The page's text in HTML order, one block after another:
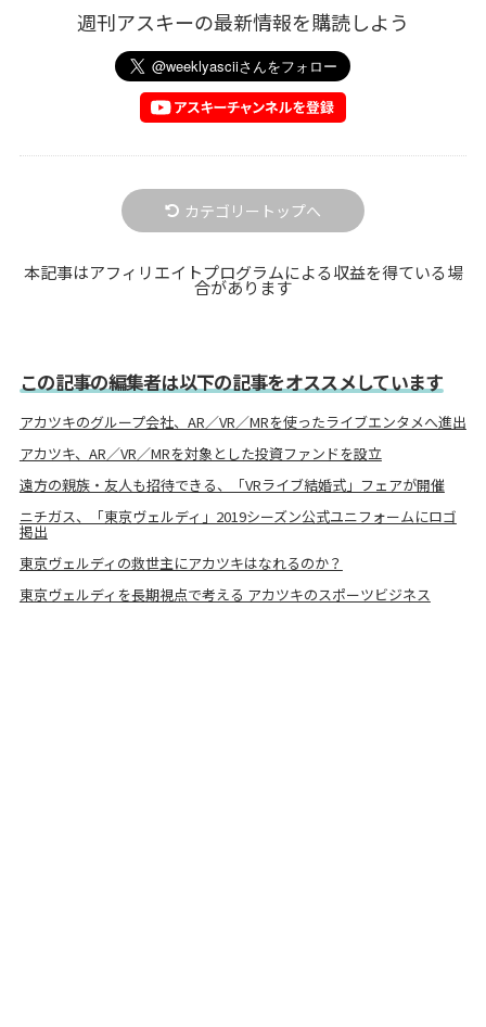
週刊アスキーの最新情報を購読しよう
カテゴリートップへ
本記事はアフィリエイトプログラムによる収益を得ている場
合があります
この記事の編集者は以下の記事をオススメしています
アカツキのグループ会社、AR／VR／MRを使ったライブエンタメへ進出
アカツキ、AR／VR／MRを対象とした投資ファンドを設立
遠方の親族・友人も招待できる、「VRライブ結婚式」フェアが開催
ニチガス、「東京ヴェルディ」2019シーズン公式ユニフォームにロゴ
掲出
東京ヴェルディの救世主にアカツキはなれるのか？
東京ヴェルディを長期視点で考える アカツキのスポーツビジネス